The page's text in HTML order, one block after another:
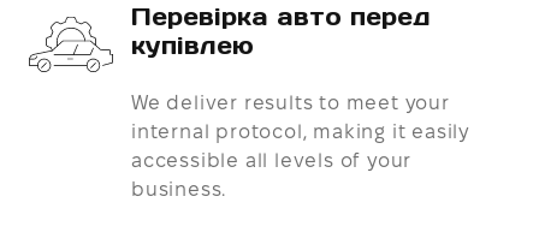
Перевірка авто перед
купівлею
We deliver results to meet your
internal protocol, making it easily
accessible all levels of your
business.